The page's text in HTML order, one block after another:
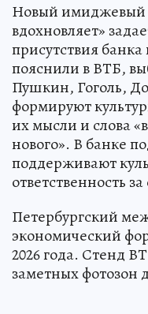
Новый имиджевый
вдохновляет»
присутствия
пояснили в ВТБ,
Пушкин, Гоголь,
формируют
их мысли и слова
нового». В банке
поддерживают
ответственность
Петербургский
экономический
2026 года. Стенд
заметных фотозон